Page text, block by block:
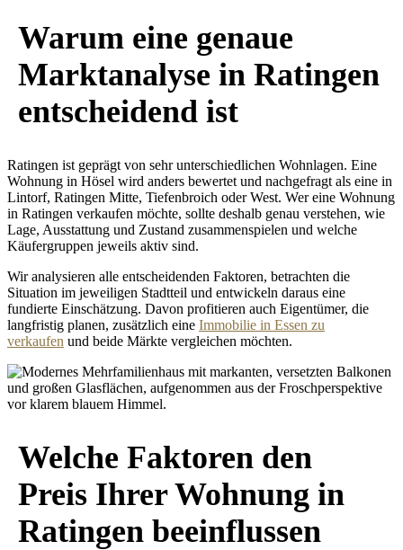
Warum eine genaue
Marktanalyse in Ratingen
entscheidend ist
Ratingen ist geprägt von sehr unterschiedlichen Wohnlagen. Eine
Wohnung in Hösel wird anders bewertet und nachgefragt als eine in
Lintorf, Ratingen Mitte, Tiefenbroich oder West. Wer eine Wohnung
in Ratingen verkaufen möchte, sollte deshalb genau verstehen, wie
Lage, Ausstattung und Zustand zusammenspielen und welche
Käufergruppen jeweils aktiv sind.
Wir analysieren alle entscheidenden Faktoren, betrachten die
Situation im jeweiligen Stadtteil und entwickeln daraus eine
fundierte Einschätzung. Davon profitieren auch Eigentümer, die
langfristig planen, zusätzlich eine Immobilie in Essen zu
verkaufen und beide Märkte vergleichen möchten.
Welche Faktoren den
Preis Ihrer Wohnung in
Ratingen beeinflussen